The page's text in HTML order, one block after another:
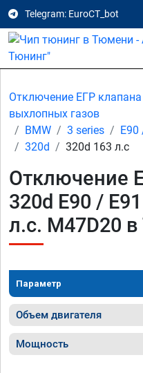
Telegram: EuroCT_bot
Отключение ЕГР
выхлопных газов
BMW
3 series
E90
320d
320d 163 л.с
Отключение
320d E90 /
л.с. M47D20
Параметр
Объем двигателя
Мощность